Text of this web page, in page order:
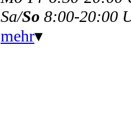
Sa/So 8:00-20:00
mehr▾